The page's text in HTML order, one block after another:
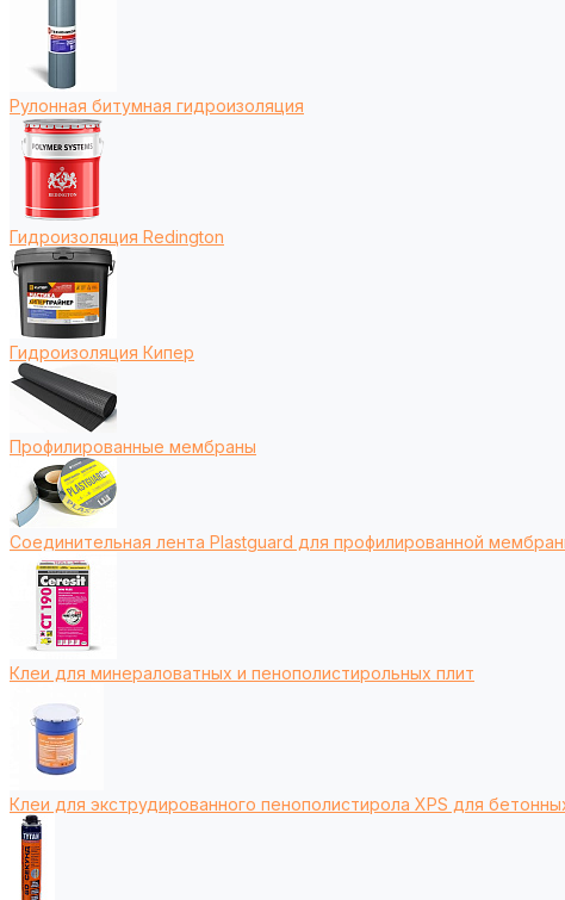
Рулонная битумная гидроизоляция
Гидроизоляция Redington
Гидроизоляция Кипер
Профилированные мембраны
Соединительная лента Plastguard для профилированной
Клеи для минераловатных и пенополистирольных плит
Клеи для экструдированного пенополистирола XPS для